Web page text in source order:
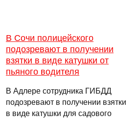
В Сочи полицейского
подозревают в получении
взятки в виде катушки от
пьяного водителя
В Адлере сотрудника ГИБДД
подозревают в получении взятки
в виде катушки для садового